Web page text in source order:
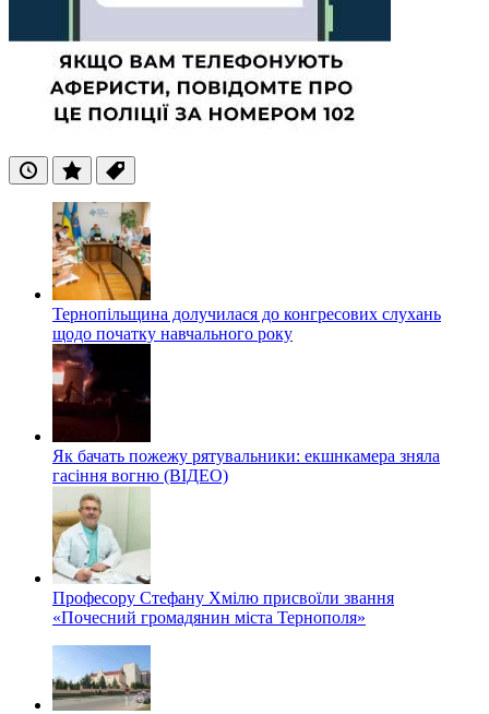
ОстанніПопулярні
Теги
Тернопільщина долучилася до конгресових слухань
щодо початку навчального року
Як бачать пожежу рятувальники: екшнкамера зняла
гасіння вогню (ВІДЕО)
Професору Стефану Хмілю присвоїли звання
«Почесний громадянин міста Тернополя»